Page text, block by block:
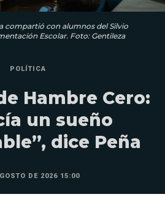
compartió con alumnos del Silvio
Escolar. Foto: Gentileza
POLÍTICA
Hambre Cero:
un sueño
dice Peña
DE 2026 15:00